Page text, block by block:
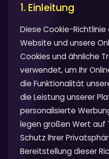
1. Einleitung
Diese Cookie-
Website und unsere
Cookies und ähnliche
verwendet, um Ihr
die Funktionalität
die Leistung unserer
personalisierte
legen großen Wert auf
Schutz Ihrer
Bereitstellung dieser